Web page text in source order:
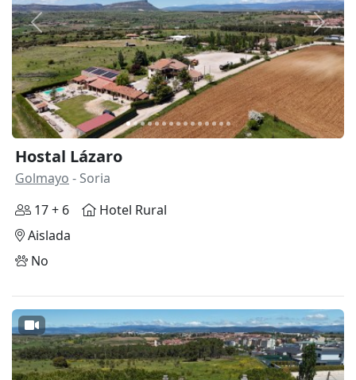
Anterior
Hostal Lázaro
Golmayo - Soria
17 + 6
Hotel Rural
Aislada
No